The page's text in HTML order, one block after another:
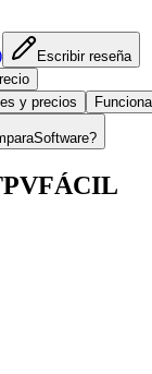
Escribir reseña
y precios